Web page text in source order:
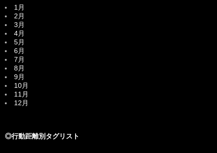
1月
2月
3月
4月
5月
6月
7月
8月
9月
10月
11月
12月
◎行動距離別タグリスト